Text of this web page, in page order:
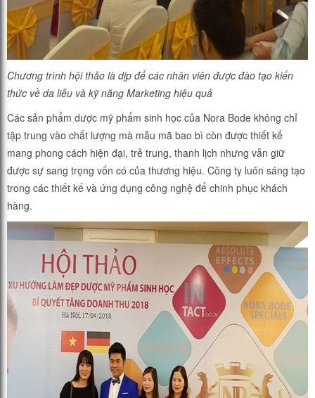
Chương trình hội thảo là dịp để các nhân viên được đào tạo kiến
thức về da liễu và kỹ năng Marketing hiệu quả
Các sản phẩm dược mỹ phẩm sinh học của Nora Bode không chỉ
tập trung vào chất lượng mà mẫu mã bao bì còn được thiết kế
mang phong cách hiện đại, trẻ trung, thanh lịch nhưng vẫn giữ
được sự sang trọng vốn có của thương hiệu. Công ty luôn sáng tạo
trong các thiết kế và ứng dụng công nghệ để chinh phục khách
hàng.